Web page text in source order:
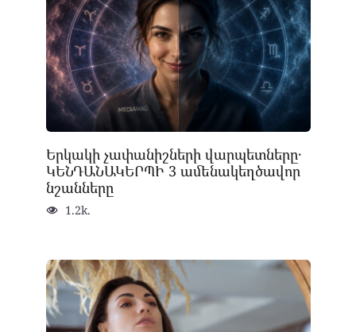
Երկակի չափանիշների վարպետները․
ԿԵՆԴԱՆԱԿԵՐՊԻ 3 ամենակեղծավոր
նշանները
1.2k.